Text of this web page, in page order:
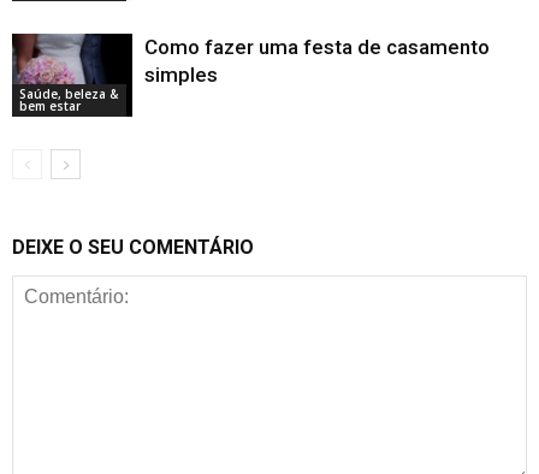
Saúde, beleza &
bem estar
Como fazer uma festa de casamento
simples
DEIXE O SEU COMENTÁRIO